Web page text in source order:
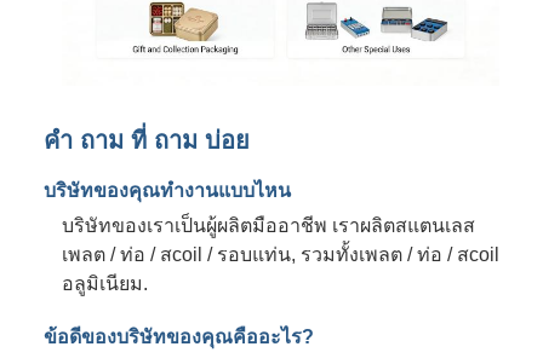
คํา ถาม ที่ ถาม บ่อย
บริษัทของคุณทํางานแบบไหน
บริษัทของเราเป็นผู้ผลิตมืออาชีพ เราผลิตสแตนเลส
เพลต / ท่อ / สcoil / รอบแท่น, รวมทั้งเพลต / ท่อ / สcoil
อลูมิเนียม.
ข้อดีของบริษัทของคุณคืออะไร?